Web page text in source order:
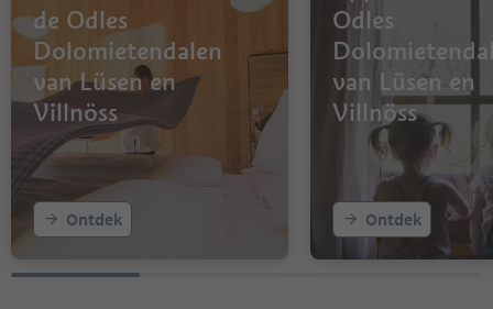
de Odles
Dolomietendalen
van Lüsen en
Villnöss
Ontdek
Odles
van Lüsen en
Villnöss
Ontdek